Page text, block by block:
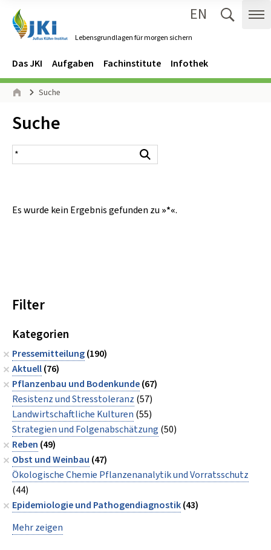
Lebensgrundlagen für morgen sichern
EN
Navigation
Hauptmenü
Das JKI Aufgaben Fachinstitute Infothek
Seitenpfad
Suche
Inhalt:
Suche
Suchergebnis
Es wurde kein Ergebnis gefunden zu »*«.
Filter
Kategorien
Pressemitteilung(190)
Aktuell(76)
Pflanzenbau und Bodenkunde(67)
Resistenz und Stresstoleranz (57)
Landwirtschaftliche Kulturen (55)
Strategien und Folgenabschätzung (50)
Reben (49)
Obst und Weinbau (47)
Ökologische Chemie Pflanzenanalytik und Vorratsschutz
(44)
Epidemiologie und Pathogendiagnostik(43)
Mehr zeigen